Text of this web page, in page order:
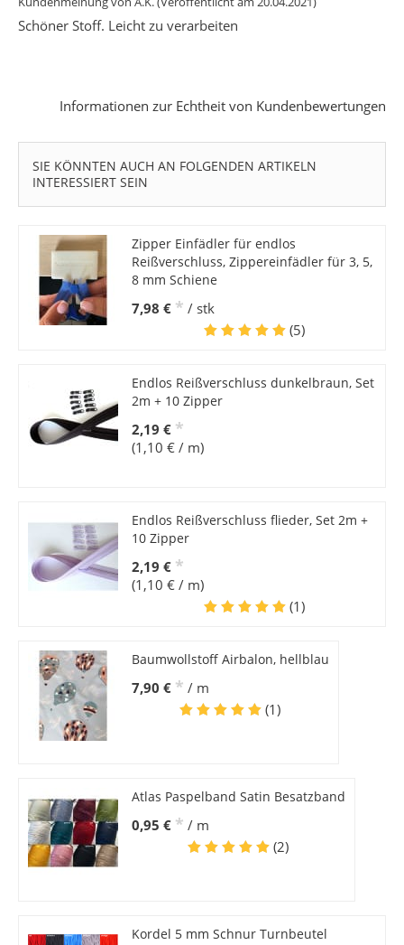
Schöner Stoff. Leicht zu verarbeiten
Informationen zur Echtheit von Kundenbewertungen
SIE KÖNNTEN AUCH AN FOLGENDEN ARTIKELN
INTERESSIERT SEIN
Zipper Einfädler für endlos
Reißverschluss, Zippereinfädler für 3, 5,
8 mm Schiene
7,98 € * / stk
(5)
Endlos Reißverschluss dunkelbraun, Set
2m + 10 Zipper
2,19 € *
(1,10 € / m)
Endlos Reißverschluss flieder, Set 2m +
10 Zipper
2,19 € *
(1,10 € / m)
(1)
Baumwollstoff Airbalon, hellblau
7,90 € * / m
(1)
Atlas Paspelband Satin Besatzband
0,95 € * / m
(2)
Kordel 5 mm Schnur Turnbeutel